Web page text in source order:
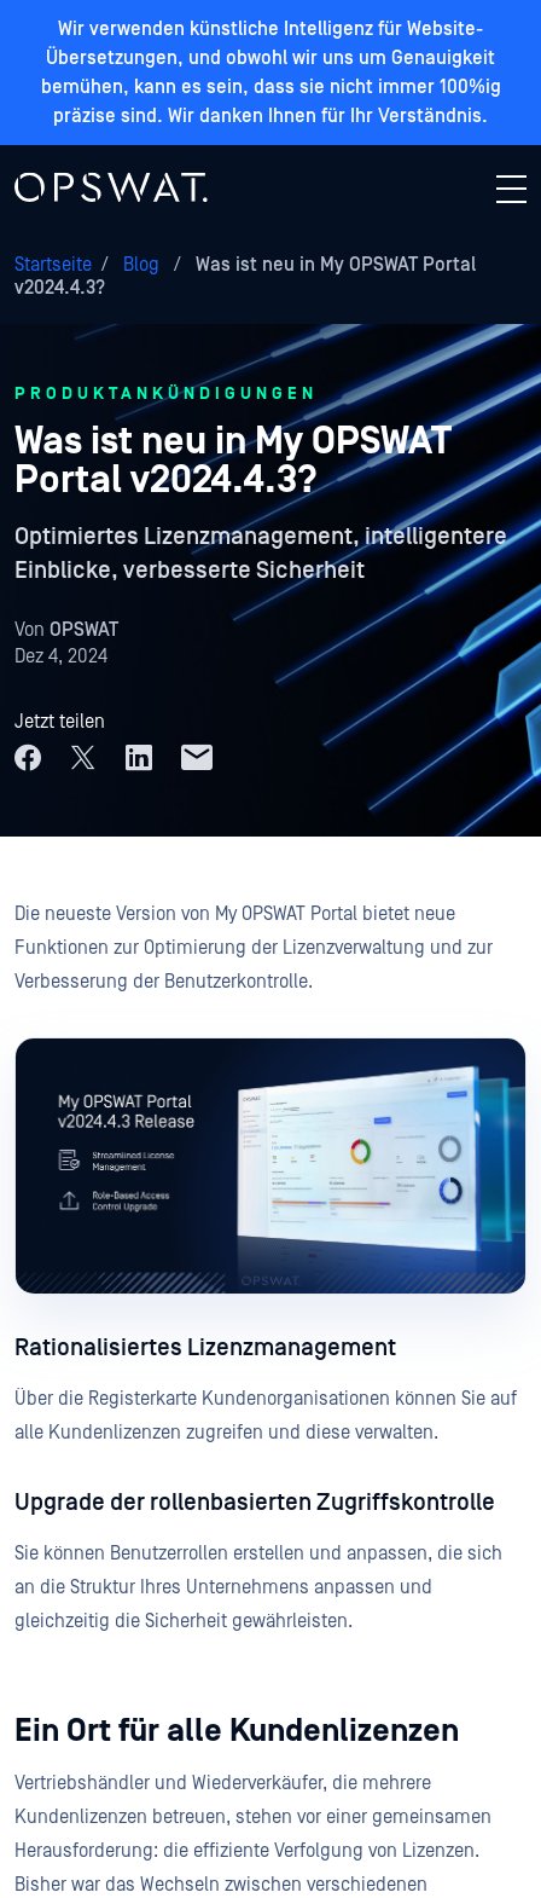
Wir verwenden künstliche Intelligenz für Website-
Übersetzungen, und obwohl wir uns um Genauigkeit
bemühen, kann es sein, dass sie nicht immer 100%ig
präzise sind. Wir danken Ihnen für Ihr Verständnis.
Startseite / Blog /
Was ist neu in My OPSWAT Portal
v2024.4.3?
PRODUKTANKÜNDIGUNGEN
Was ist neu in My OPSWAT
Portal v2024.4.3?
Optimiertes Lizenzmanagement, intelligentere
Einblicke, verbesserte Sicherheit
Von OPSWAT
Dez 4, 2024
Jetzt teilen
Die neueste Version von My OPSWAT Portal bietet neue
Funktionen zur Optimierung der Lizenzverwaltung und zur
Verbesserung der Benutzerkontrolle.
Rationalisiertes Lizenzmanagement
Über die Registerkarte Kundenorganisationen können Sie auf
alle Kundenlizenzen zugreifen und diese verwalten.
Upgrade der rollenbasierten Zugriffskontrolle
Sie können Benutzerrollen erstellen und anpassen, die sich
an die Struktur Ihres Unternehmens anpassen und
gleichzeitig die Sicherheit gewährleisten.
Ein Ort für alle Kundenlizenzen
Vertriebshändler und Wiederverkäufer, die mehrere
Kundenlizenzen betreuen, stehen vor einer gemeinsamen
Herausforderung: die effiziente Verfolgung von Lizenzen.
Bisher war das Wechseln zwischen verschiedenen